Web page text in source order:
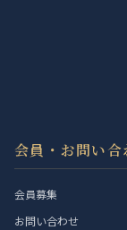
会員・お問い合
会員募集
お問い合わせ